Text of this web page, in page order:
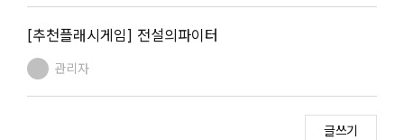
[추천플래시게임] 전설의파이터
관리자
글쓰기